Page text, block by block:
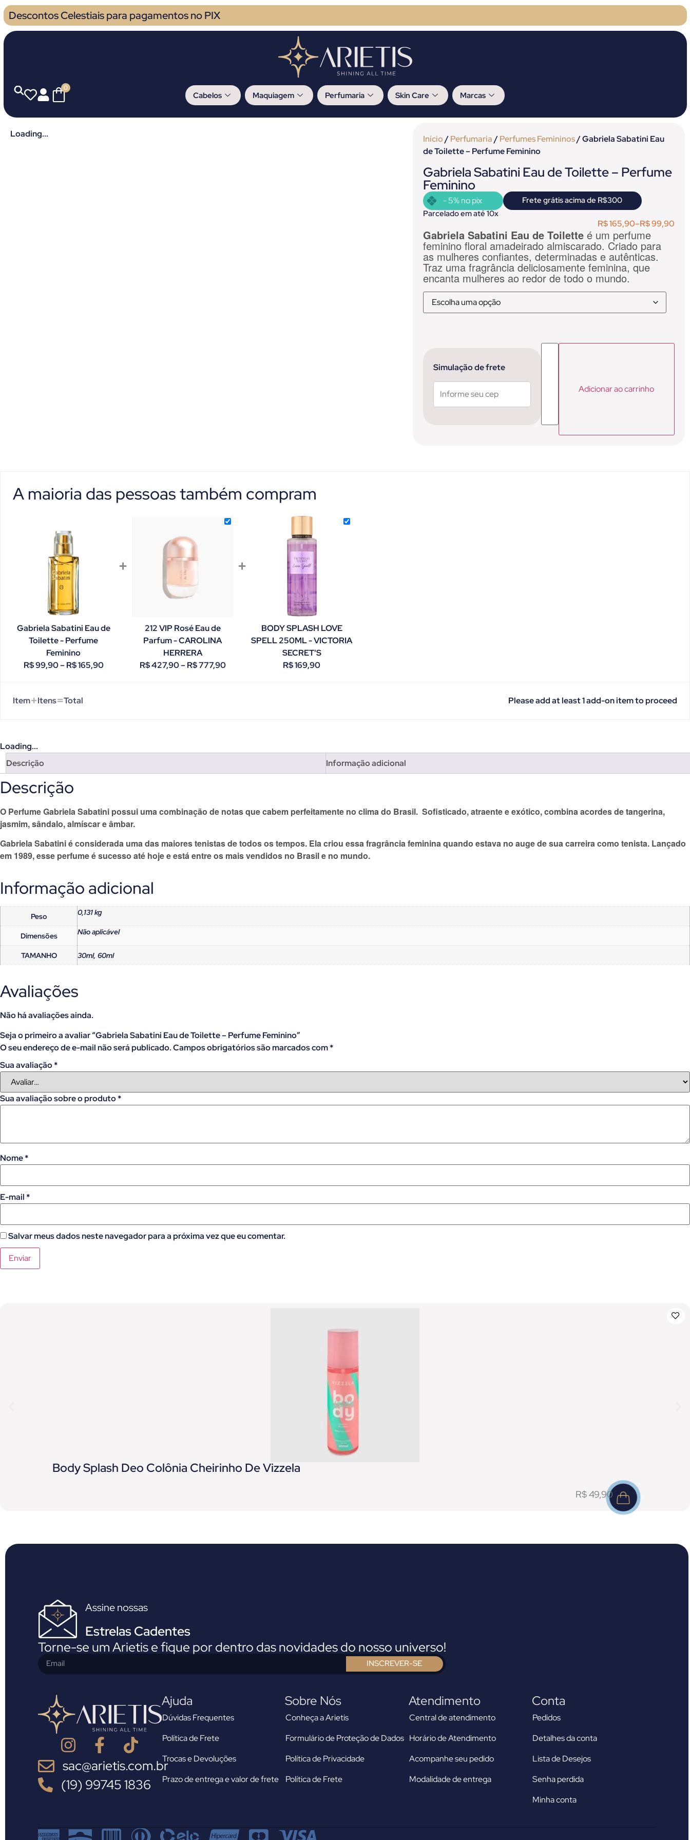
Descontos Celestiais para pagamentos no PIX
Cabelos Maquiagem Perfumaria Skin Care Marcas
0
Loading... Início/Perfumaria/Perfumes Femininos/ Gabriela Sabatini Eau
de Toilette – Perfume Feminino
Gabriela Sabatini Eau de Toilette – Perfume
Feminino
- 5% no pix
Frete grátis acima de R$300
Parcelado em até 10x
R$99,90
–
R$165,90
Gabriela Sabatini Eau de Toiletteé um perfume
feminino floral amadeirado almiscarado. Criado para
as mulheres confiantes, determinadas e autênticas.
Traz uma fragrância deliciosamente feminina, que
encanta mulheres ao redor de todo o mundo.
Simulação de frete
Adicionar ao carrinho
A maioria das pessoas também compram
Gabriela Sabatini Eau de
Toilette - Perfume
Feminino
R$99,90–R$165,90
+
212 VIP Rosé Eau de
Parfum - CAROLINA
HERRERA
R$427,90–R$777,90
+
BODY SPLASH LOVE
SPELL 250ML - VICTORIA
SECRET'S
R$169,90
Item+Itens=Total Please add at least 1 add-on item to proceed
Loading...
Descrição
Informação adicional
Descrição
O Perfume Gabriela Sabatini possui uma combinação de notas que cabem perfeitamente no clima do Brasil. Sofisticado, atraente e exótico, combina acordes de tangerina,
jasmim, sândalo, almíscar e âmbar.
Gabriela Sabatinié considerada uma das maiores tenistas de todos os tempos. Ela criou essa fragrância feminina quando estava no auge de sua carreira como tenista. Lançado
em 1989, esse perfume é sucesso até hoje e está entre os mais vendidos no Brasil e no mundo.
Informação adicional
Peso 0,131 kg
Dimensões Não aplicável
TAMANHO 30ml, 60ml
Avaliações
Não há avaliações ainda.
Seja o primeiro a avaliar “Gabriela Sabatini Eau de Toilette – Perfume Feminino”
O seu endereço de e-mail não será publicado.Campos obrigatórios são marcados com*
Sua avaliação*
Sua avaliação sobre o produto*
Nome*
E-mail *
Salvar meus dados neste navegador para a próxima vez que eu comentar.
Body Splash Deo Colônia Cheirinho De Vizzela
R$49,90
Assine nossas
Estrelas Cadentes
Torne-se um Arietis e fique por dentro das novidades do nosso universo!
INSCREVER-SE
sac@arietis.com.br
(19) 99745 1836
Ajuda
Dúvidas Frequentes
Política de Frete
Trocas e Devoluções
Prazo de entrega e valor de frete
Sobre Nós
Conheça a Arietis
Formulário de Proteção de Dados
Política de Privacidade
Política de Frete
Atendimento
Central de atendimento
Horário de Atendimento
Acompanhe seu pedido
Modalidade de entrega
Conta
Pedidos
Detalhes da conta
Lista de Desejos
Senha perdida
Minha conta